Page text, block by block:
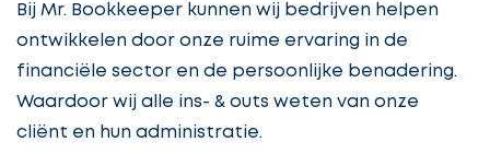
Bij Mr. Bookkeeper kunnen wij bedrijven helpen
ontwikkelen door onze ruime ervaring in de
financiële sector en de persoonlijke benadering.
Waardoor wij alle ins- & outs weten van onze
cliënt en hun administratie.